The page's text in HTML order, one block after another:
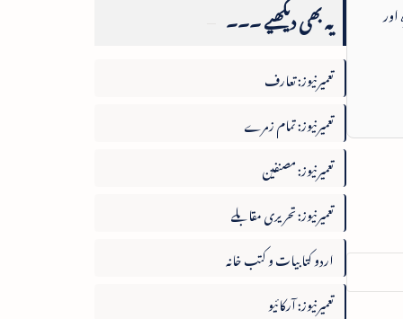
یہ بھی دیکھیے ۔۔۔
تعمیرنیوز: تعارف
تعمیرنیوز: تمام زمرے
تعمیرنیوز: مصنفین
تعمیرنیوز: تحریری مقابلے
اردو کتابیات و کتب خانہ
تعمیرنیوز: آرکائیو